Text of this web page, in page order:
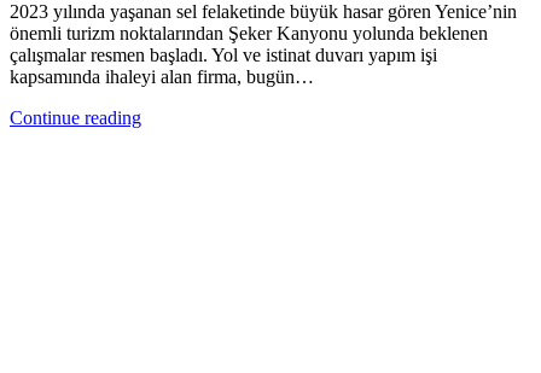
2023 yılında yaşanan sel felaketinde büyük hasar gören Yenice’nin
önemli turizm noktalarından Şeker Kanyonu yolunda beklenen
çalışmalar resmen başladı. Yol ve istinat duvarı yapım işi
kapsamında ihaleyi alan firma, bugün…
Continue reading